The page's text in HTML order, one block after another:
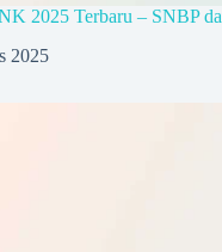
2025 Terbaru – SNBP
2025